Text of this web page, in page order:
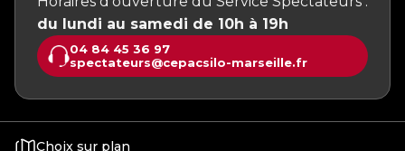
du lundi au samedi de 10h à 19h
04 84 45 36 97
spectateurs@cepacsilo-marseille.fr
Choix sur plan